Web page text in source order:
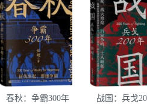
春秋：争霸300年 战国：兵戈